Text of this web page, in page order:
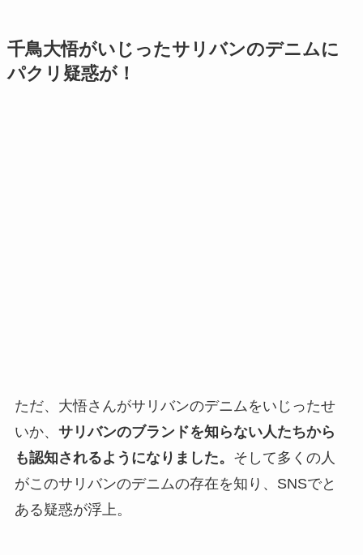
千鳥大悟がいじったサリバンのデニムに
パクリ疑惑が！
ただ、大悟さんがサリバンのデニムをいじったせ
いか、 サリバンのブランドを知らない人たちから
も認知されるようになりました。 そして多くの人
がこのサリバンのデニムの存在を知り、SNSでと
ある疑惑が浮上。